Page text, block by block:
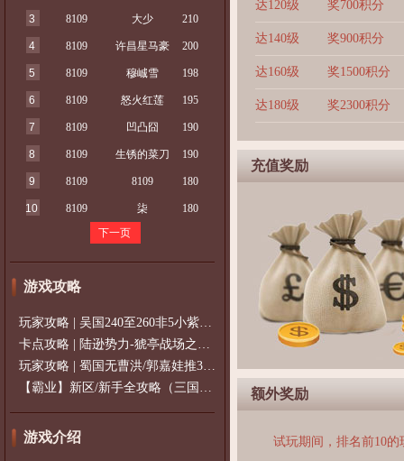
3 8109 大少 210
4 8109 许昌星马豪 200
5 8109 穆峸雪 198
6 8109 怒火红莲 195
7 8109 凹凸囧 190
8 8109 生锈的菜刀 190
9 8109 8109 180
10 8109 柒
180
下一页
游戏攻略
玩家攻略 | 吴国240至260非5小紫过策免
卡点攻略 | 陆逊势力-猇亭战场之陆逊
玩家攻略 | 蜀国无曹洪/郭嘉娃推375级，
【霸业】新区/新手全攻略（三国通用）2
游戏介绍
达120级 奖700积分
达140级 奖900积分
达160级 奖1500积分
达180级 奖2300积分
充值奖励
额外奖励
试玩期间，排名前10